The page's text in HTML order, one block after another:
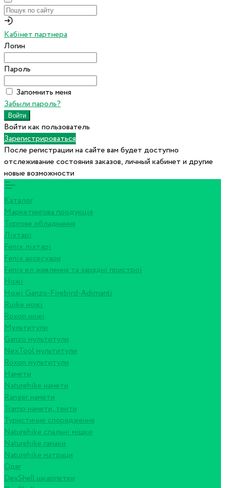
Кабінет партнера
Логин
Пароль
Запомнить меня
Забыли пароль?
Войти как пользователь
Зарегистрироваться
После регистрации на сайте вам будет доступно
отслеживание состояния заказов, личный кабинет и другие
новые возможности
Каталог
Маркетингова продукція
Торгове обладнання
Ліхтарі
Fenix ліхтарі
Fenix аксесуари
Fenix ел живлення та зарядні пристрої
Ножі
Ножі Ganzo-Firebird-Adimanti
Ruike ножі
Roxon ножi
Мультитули
Ganzo мультитули
NexTool мультитули
Roxon мультитули
Намети
Naturehike намети
Ranger намети
Tramp намети, тенти
Туристичне спорядження
Naturehike спальні мішки
Naturehike гамаки
Naturehike матраци
Одяг
DexShell шкарпетки